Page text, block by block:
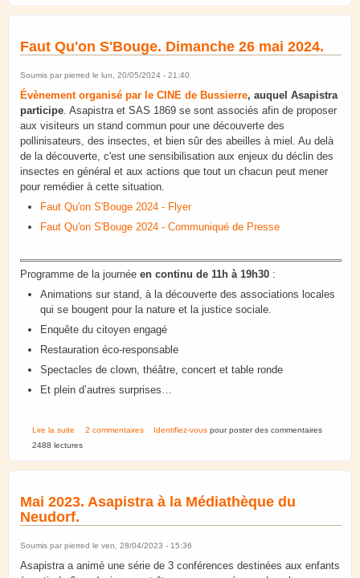
Faut Qu'on S'Bouge. Dimanche 26 mai 2024.
Soumis par pierred le lun, 20/05/2024 - 21:40
Évènement organisé par le CINE de Bussierre, auquel Asapistra
participe . Asapistra et SAS 1869 se sont associés afin de proposer
aux visiteurs un stand commun pour une découverte des
pollinisateurs, des insectes, et bien sûr des abeilles à miel. Au delà
de la découverte, c'est une sensibilisation aux enjeux du déclin des
insectes en général et aux actions que tout un chacun peut mener
pour remédier à cette situation.
Faut Qu'on S'Bouge 2024 - Flyer
Faut Qu'on S'Bouge 2024 - Communiqué de Presse
Programme de la journée en continu de 11h à 19h30 :
Animations sur stand, à la découverte des associations locales
qui se bougent pour la nature et la justice sociale.
Enquête du citoyen engagé
Restauration éco-responsable
Spectacles de clown, théâtre, concert et table ronde
Et plein d’autres surprises…
Lire la suite de Faut Qu'on S'Bouge. Dimanche 26 mai 2024.
2 commentaires Identifiez-vous pour poster des commentaires
2488 lectures
Mai 2023. Asapistra à la Médiathèque du
Neudorf.
Soumis par pierred le ven, 28/04/2023 - 15:36
Asapistra a animé une série de 3 conférences destinées aux enfants